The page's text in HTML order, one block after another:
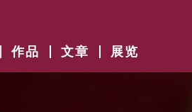
作品 文章 展览